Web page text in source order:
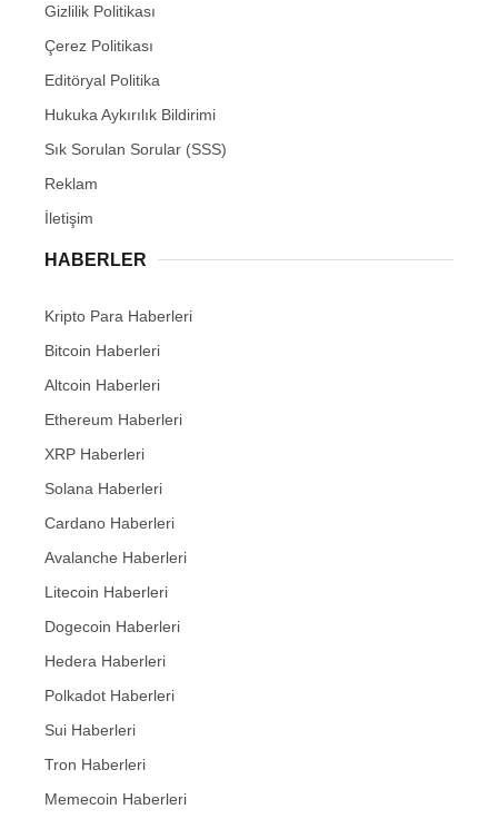
Gizlilik Politikası
Çerez Politikası
Editöryal Politika
Hukuka Aykırılık Bildirimi
Sık Sorulan Sorular (SSS)
Reklam
İletişim
HABERLER
Kripto Para Haberleri
Bitcoin Haberleri
Altcoin Haberleri
Ethereum Haberleri
XRP Haberleri
Solana Haberleri
Cardano Haberleri
Avalanche Haberleri
Litecoin Haberleri
Dogecoin Haberleri
Hedera Haberleri
Polkadot Haberleri
Sui Haberleri
Tron Haberleri
Memecoin Haberleri